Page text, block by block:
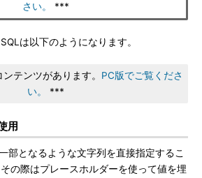
さい。
***
は以下のようになります。
テンツがあります。 PC版でご覧くださ
い。
***
用
部となるような文字列を直接指定するこ
の際はプレースホルダーを使って値を埋